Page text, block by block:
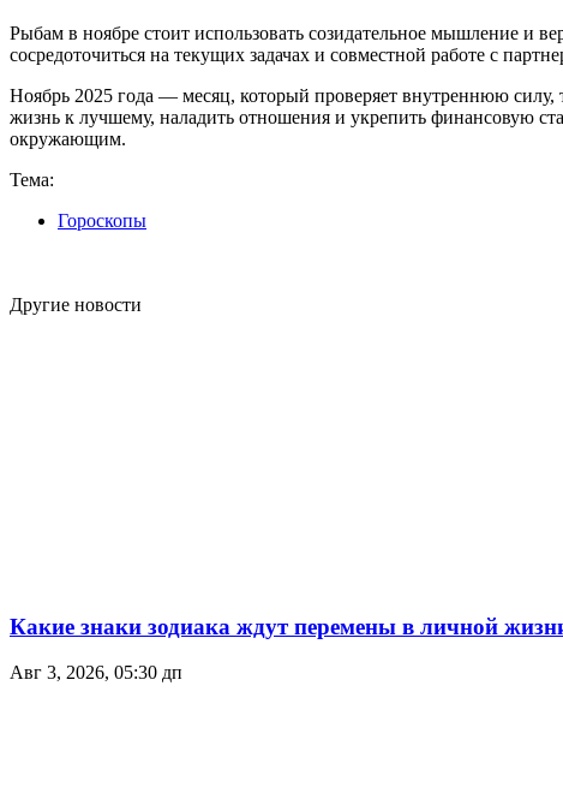
Рыбам в ноябре стоит использовать созидательное мышление и
сосредоточиться на текущих задачах и совместной работе с
Ноябрь 2025 года — месяц, который проверяет внутреннюю силу,
жизнь к лучшему, наладить отношения и укрепить финансовую
окружающим.
Тема:
Гороскопы
Другие новости
Какие знаки зодиака ждут перемены в личной
Авг 3, 2026, 05:30 дп